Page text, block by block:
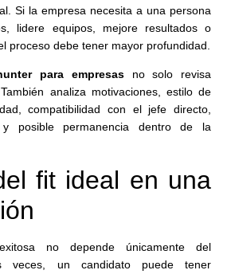
Si la empresa necesita a una persona
lidere equipos, mejore resultados o
proceso debe tener mayor profundidad.
para empresasno solo revisa
analiza motivaciones, estilo de
compatibilidad con el jefe directo,
posible permanencia dentro de la
fit ideal en una
no depende únicamente del
veces, un candidato puede tener